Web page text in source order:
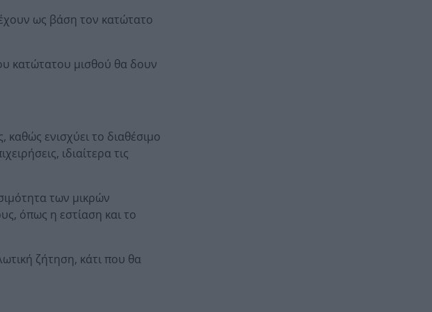
ως βάση τον κατώτατο
κατώτατου μισθού θα δουν
ενισχύει το διαθέσιμο
ιδιαίτερα τις
των μικρών
όπως η εστίαση και το
ζήτηση, κάτι που θα